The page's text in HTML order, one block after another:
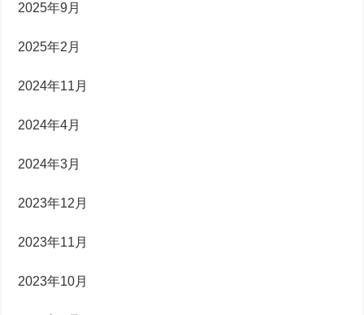
2025年9月
2025年2月
2024年11月
2024年4月
2024年3月
2023年12月
2023年11月
2023年10月